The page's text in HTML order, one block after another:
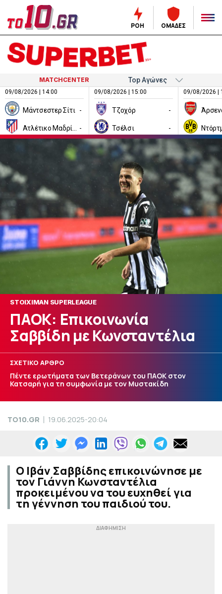
ΡΟΗ ΟΜΑΔΕΣ
MATCHCENTER
09/08/2026 | 14:00
Μάντσεστερ Σίτι -
-
09/08/2026 | 15:00
Τζοχόρ -
Τσέλσι -
09/08/2026 |
STOIXIMAN SUPERLEAGUE
ΠΑΟΚ: Επικοινωνία
Σαββίδη με Κωνσταντέλια
ΣΧΕΤΙΚΟ ΑΡΘΡΟ
Πέντε ερωτήματα των Βετεράνων του ΠΑΟΚ στον
Κατσαρή για τη συμφωνία με τον Μυστακίδη
TO10.GR 19.06.2025-20:04
Ο Ιβάν Σαββίδης επικοινώνησε με
τον Γιάννη Κωνσταντέλια
προκειμένου να του ευχηθεί για
τη γέννηση του παιδιού του.